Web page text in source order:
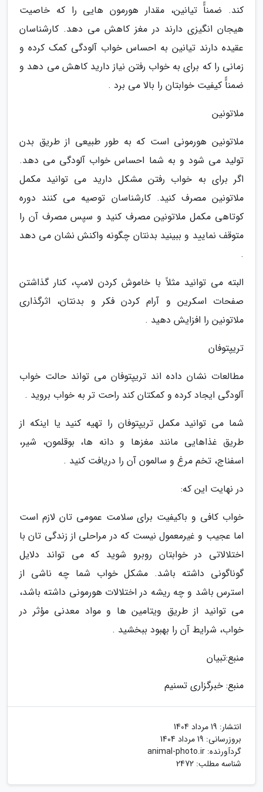
کند. ضمناًً تیانین، مقدار هورمون هایی را که خاصیت
هیجان انگیزی دارند در مغز کاهش می دهد. کارشناسان
عقیده دارند تیانین به احساس خواب آلودگی کمک کرده و
زمانی را که برای به خواب رفتن نیاز دارید کاهش می دهد و
ضمناًً کیفیت خوابتان را بالا می برد .
ملاتونین
ملاتونین هورمونی است که به طور طبیعی از طریق بدن
تولید می شود و به شما احساس خواب آلودگی می دهد.
اگر برای به خواب رفتن مشکل دارید می توانید مکمل
ملاتونین مصرف کنید. کارشناسان توصیه می کنند دوره
کوتاهی مکمل ملاتونین مصرف کنید و سپس مصرف آن را
متوقف نمایید و ببینید بدنتان چگونه واکنش نشان می دهد
.
البته می توانید مثلاً با خاموش کردن لامپ، کنار گذاشتن
صفحات اسکرین و آرام کردن فکر و بدنتان، اثرگذاری
ملاتونین را افزایش دهید .
تریپتوفان
مطالعات نشان داده اند تریپتوفان می تواند حالت خواب
آلودگی ایجاد کرده و کمکتان کند راحت تر به خواب بروید .
شما می توانید مکمل تریپتوفان را تهیه کنید یا اینکه از
طریق غذاهایی مانند مغزها و دانه ها، بوقلمون، شیر،
اسفناج، تخم مرغ و سالمون آن را دریافت کنید .
در نهایت این که:
خواب کافی و باکیفیت برای سلامت عمومی تان لازم است
اما عجیب و غیرمعمول نیست که در مراحلی از زندگی تان با
اختلالاتی در خوابتان روبرو شوید که می تواند دلایل
گوناگونی داشته باشد. مشکل خواب شما چه ناشی از
استرس باشد و چه ریشه در اختلالات هورمونی داشته باشد،
می توانید از طریق ویتامین ها و مواد معدنی مؤثر در
خواب، شرایط آن را بهبود ببخشید .
منبع:تبیان
منبع: خبرگزاری تسنیم
انتشار: 19 مرداد 1404
بروزرسانی: 19 مرداد 1404
گردآورنده: animal-photo.ir
شناسه مطلب: 2472